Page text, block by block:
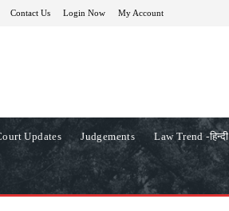
Contact Us Login Now My Account
Updates Judgements Law Trend -हिन्दी